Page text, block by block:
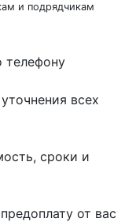
и подрядчикам
телефону
всех
сроки и
от вас